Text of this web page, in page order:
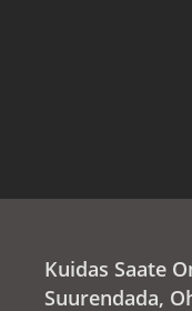
Kuidas Saate
Suurendada,